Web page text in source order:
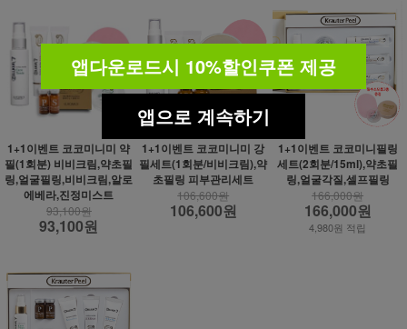
1+1이벤트 코코미니미 약
필(1회분) 비비크림,약초필
링,얼굴필링,비비크림,알로
에베라,진정미스트
93,100원
93,100원
1+1이벤트 코코미니미 강
필세트(1회분/비비크림),약
초필링 피부관리세트
106,600원
106,600원
1+1이벤트 코코미니필링
세트(2회분/15ml),약초필
링,얼굴각질,셀프필링
166,000원
166,000원
4,980원 적립
앱다운로드시 10%할인쿠폰 제공
앱으로 계속하기